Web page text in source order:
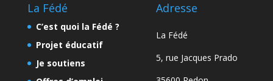
La Fédé
C’est quoi la Fédé ?
Projet éducatif
Je soutiens
Adresse
La Fédé
5, rue Jacques Prado